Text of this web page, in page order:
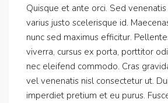
Quisque et ante orci. Sed
varius justo scelerisque id.
nunc sed maximus efficitur.
viverra, cursus ex porta, porttitor
nec eleifend commodo. Cras
vel venenatis nisl consectetur ut.
imperdiet pretium et eu purus.